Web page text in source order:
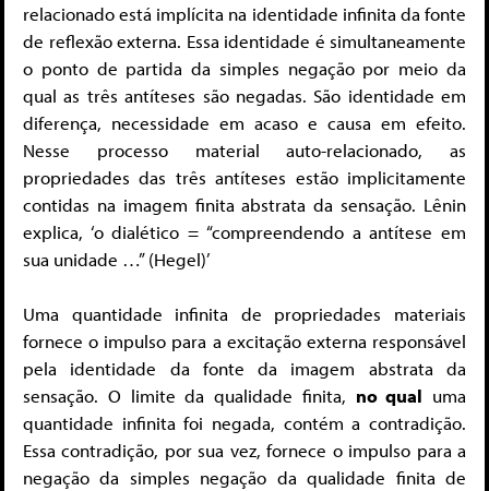
relacionado está implícita na identidade infinita da fonte
de reflexão externa. Essa identidade é simultaneamente
o ponto de partida da simples negação por meio da
qual as três antíteses são negadas. São identidade em
diferença, necessidade em acaso e causa em efeito.
Nesse processo material auto-relacionado, as
propriedades das três antíteses estão implicitamente
contidas na imagem finita abstrata da sensação. Lênin
explica, ‘o dialético = “compreendendo a antítese em
sua unidade …” (Hegel)’
Uma quantidade infinita de propriedades materiais
fornece o impulso para a excitação externa responsável
pela identidade da fonte da imagem abstrata da
sensação. O limite da qualidade finita, no qual uma
quantidade infinita foi negada, contém a contradição.
Essa contradição, por sua vez, fornece o impulso para a
negação da simples negação da qualidade finita de